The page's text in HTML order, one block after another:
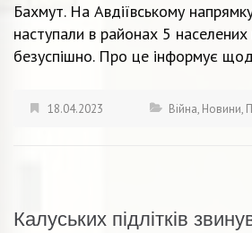
Бахмут. На Авдіївському
наступали в районах 5 населених
безуспішно. Про це інформує
18.04.2023 Війна, Новини,
Калуських підлітків